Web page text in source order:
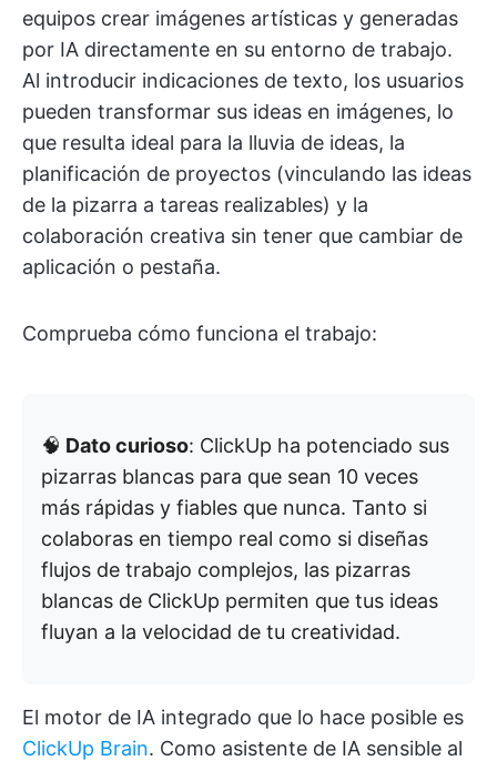
equipos crear imágenes artísticas y generadas
por IA directamente en su entorno de trabajo.
Al introducir indicaciones de texto, los usuarios
pueden transformar sus ideas en imágenes, lo
que resulta ideal para la lluvia de ideas, la
planificación de proyectos (vinculando las ideas
de la pizarra a tareas realizables) y la
colaboración creativa sin tener que cambiar de
aplicación o pestaña.
Comprueba cómo funciona el trabajo:
🧠 Dato curioso: ClickUp ha potenciado sus
pizarras blancas para que sean 10 veces
más rápidas y fiables que nunca. Tanto si
colaboras en tiempo real como si diseñas
flujos de trabajo complejos, las pizarras
blancas de ClickUp permiten que tus ideas
fluyan a la velocidad de tu creatividad.
El motor de IA integrado que lo hace posible es
ClickUp Brain. Como asistente de IA sensible al